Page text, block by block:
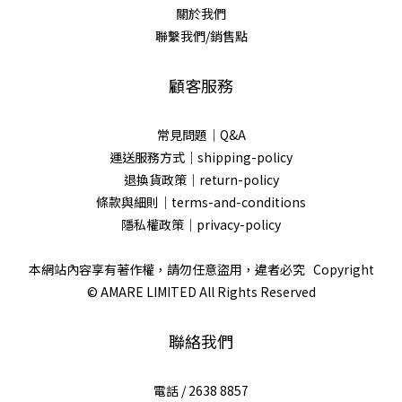
關於我們
聯繫我們/銷售點
顧客服務
常見問題｜Q&A
運送服務方式｜shipping-policy
退換貨政策｜return-policy
條款與細則｜terms-and-conditions
隱私權政策｜privacy-policy
本網站內容享有著作權，請勿任意盜用，違者必究 Copyright
© AMARE LIMITED All Rights Reserved
聯絡我們
電話 / 2638 8857